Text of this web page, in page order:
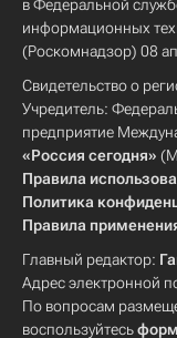
в Федеральной
информационных
(Роскомнадзор) 08
Свидетельство о
Учредитель:
предприятие
«Россия сегодня»
Правила
Политика
Правила
Главный редактор:
Адрес электронной
По вопросам
воспользуйтесь